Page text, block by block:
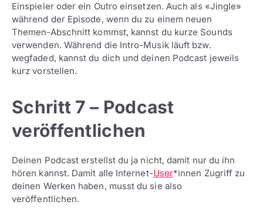
Einspieler oder ein Outro einsetzen. Auch als «Jingle»
während der Episode, wenn du zu einem neuen
Themen-Abschnitt kommst, kannst du kurze Sounds
verwenden. Während die Intro-Musik läuft bzw.
wegfaded, kannst du dich und deinen Podcast jeweils
kurz vorstellen.
Schritt 7 – Podcast
veröffentlichen
Deinen Podcast erstellst du ja nicht, damit nur du ihn
hören kannst. Damit alle Internet-User*innen Zugriff zu
deinen Werken haben, musst du sie also
veröffentlichen.